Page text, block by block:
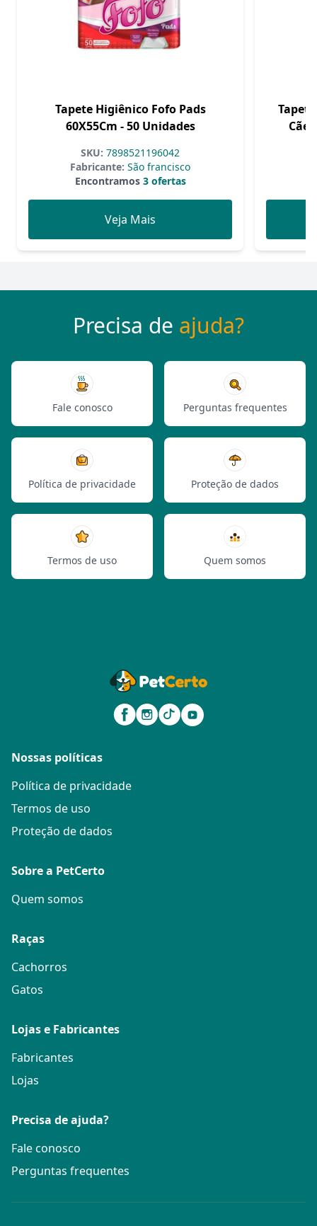
Tapete Higiênico Fofo Pads
60X55Cm - 50 Unidades
SKU: 7898521196042
Fabricante: São francisco
Encontramos3 ofertas
Veja Mais
Precisa de ajuda?
Fale conosco Perguntas frequentes
Política de privacidade Proteção de dados
Termos de uso Quem somos
Nossas políticas
Política de privacidade
Termos de uso
Proteção de dados
Sobre a PetCerto
Quem somos
Raças
Cachorros
Gatos
Lojas e Fabricantes
Fabricantes
Lojas
Precisa de ajuda?
Fale conosco
Perguntas frequentes